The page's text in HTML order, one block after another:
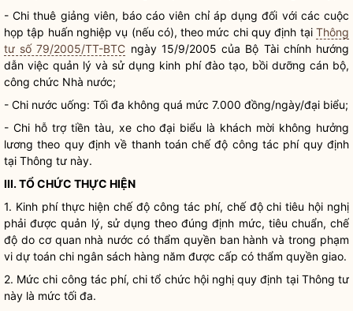
- Chi thuê giảng viên, báo cáo viên chỉ áp dụng đối với các cuộc
họp tập huấn nghiệp vụ (nếu có), theo mức chi quy định tại Thông
tư số 79/2005/TT-BTC ngày 15/9/2005 của Bộ Tài chính hướng
dẫn việc quản lý và sử dụng kinh phí đào tạo, bồi dưỡng cán bộ,
công chức Nhà nước;
- Chi nước uống: Tối đa không quá mức 7.000 đồng/ngày/đại biểu;
- Chi hỗ trợ tiền tàu, xe cho đại biểu là khách mời không hưởng
lương theo quy định về thanh toán chế độ công tác phíquy định
tại Thông tư này.
III. TỔ CHỨC THỰC HIỆN
1. Kinh phí thực hiện chế độcông tác phí, chế độ chi tiêu hội nghị
phải được quản lý, sử dụng theo đúng định mức, tiêu chuẩn, chế
độ do cơ quan nhà nước có thẩm quyềnban hành và trong phạm
vi dự toán chi ngân sách hàng năm được cấp có thẩm quyền giao.
2. Mức chi công tác phí, chi tổ chức hội nghị quy định tại Thông tư
này là mức tối đa.